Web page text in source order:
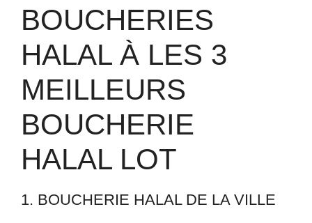
BOUCHERIES
HALAL À LES 3
MEILLEURS
BOUCHERIE
HALAL LOT
1. BOUCHERIE HALAL DE LA VILLE